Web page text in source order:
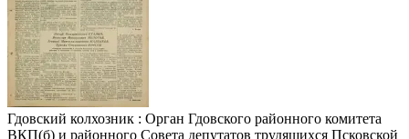
Гдовский колхозник : Орган Гдовского районного комитета
ВКП(б) и районного Совета депутатов трудящихся Псковской